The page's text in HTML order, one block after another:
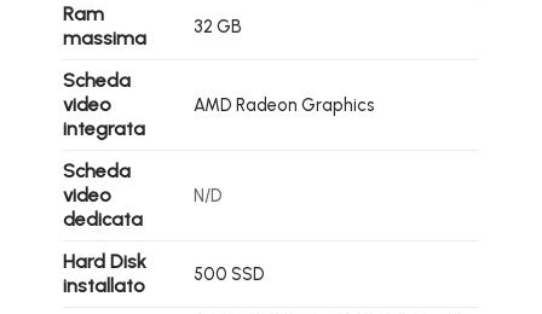
Ram
massima
32 GB
Scheda
video
integrata
AMD Radeon Graphics
Scheda
video
dedicata
N/D
Hard Disk
installato
500 SSD